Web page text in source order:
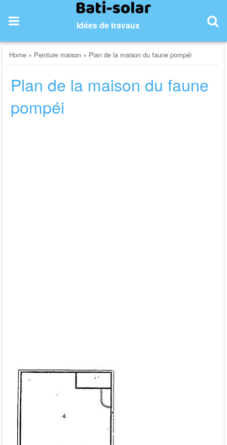
content
Idées de travaux
Home » Peinture maison » Plan de la maison du faune pompéi
Plan de la maison du faune
pompéi